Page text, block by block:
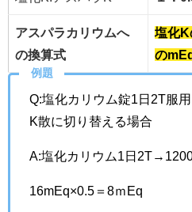
アスパラカリウムへ
の換算式
塩化K
の
例題
Q:塩化カリウム錠1日2T服
K散に切り替える場合
A:塩化カリウム1日
16mEq×0.5＝8ｍEq